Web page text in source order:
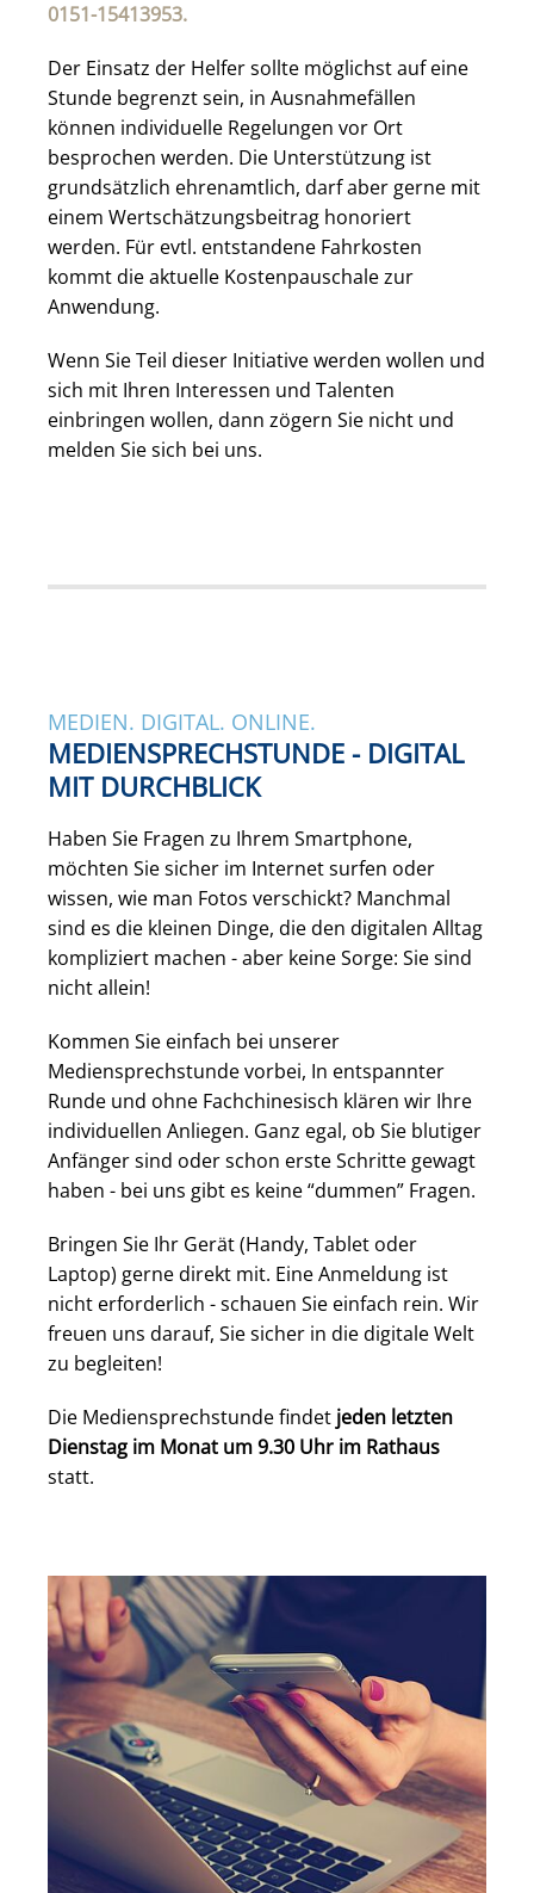
0151-15413953.
Der Einsatz der Helfer sollte möglichst auf eine
Stunde begrenzt sein, in Ausnahmefällen
können individuelle Regelungen vor Ort
besprochen werden. Die Unterstützung ist
grundsätzlich ehrenamtlich, darf aber gerne mit
einem Wertschätzungsbeitrag honoriert
werden. Für evtl. entstandene Fahrkosten
kommt die aktuelle Kostenpauschale zur
Anwendung.
Wenn Sie Teil dieser Initiative werden wollen und
sich mit Ihren Interessen und Talenten
einbringen wollen, dann zögern Sie nicht und
melden Sie sich bei uns.
MEDIEN. DIGITAL. ONLINE.
MEDIENSPRECHSTUNDE - DIGITAL
MIT DURCHBLICK
Haben Sie Fragen zu Ihrem Smartphone,
möchten Sie sicher im Internet surfen oder
wissen, wie man Fotos verschickt? Manchmal
sind es die kleinen Dinge, die den digitalen Alltag
kompliziert machen - aber keine Sorge: Sie sind
nicht allein!
Kommen Sie einfach bei unserer
Mediensprechstunde vorbei, In entspannter
Runde und ohne Fachchinesisch klären wir Ihre
individuellen Anliegen. Ganz egal, ob Sie blutiger
Anfänger sind oder schon erste Schritte gewagt
haben - bei uns gibt es keine “dummen” Fragen.
Bringen Sie Ihr Gerät (Handy, Tablet oder
Laptop) gerne direkt mit. Eine Anmeldung ist
nicht erforderlich - schauen Sie einfach rein. Wir
freuen uns darauf, Sie sicher in die digitale Welt
zu begleiten!
Die Mediensprechstunde findet jeden letzten
Dienstag im Monat um 9.30 Uhr im Rathaus
statt.